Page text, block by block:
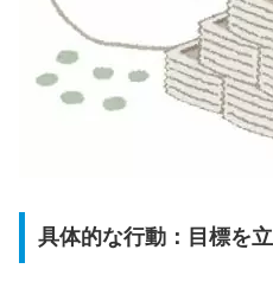
具体的な行動：目標を